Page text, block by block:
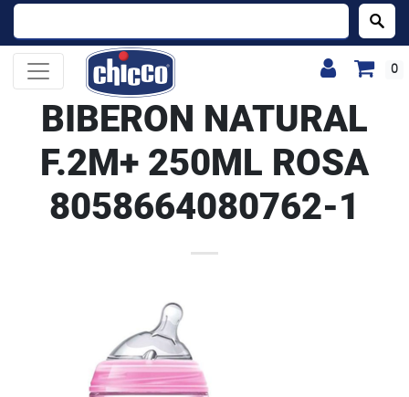
Buscar:
0
BIBERON NATURAL
F.2M+ 250ML ROSA
8058664080762-1